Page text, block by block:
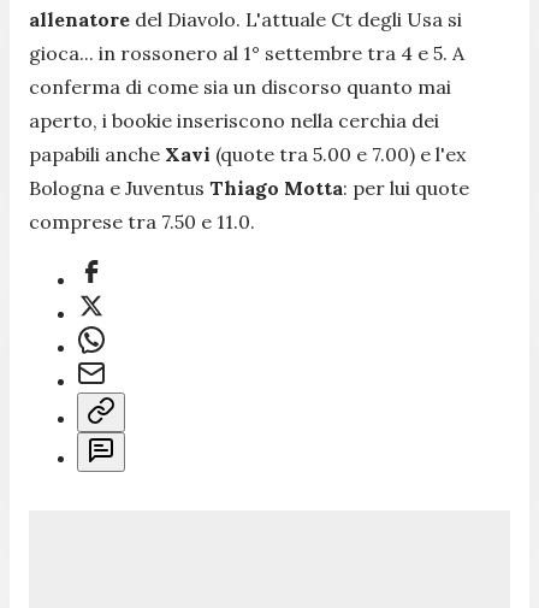
allenatore del Diavolo. L'attuale Ct degli Usa si
gioca... in rossonero al 1° settembre tra 4 e 5. A
conferma di come sia un discorso quanto mai
aperto, i bookie inseriscono nella cerchia dei
papabili anche Xavi (quote tra 5.00 e 7.00) e l'ex
Bologna e Juventus Thiago Motta: per lui quote
comprese tra 7.50 e 11.0.